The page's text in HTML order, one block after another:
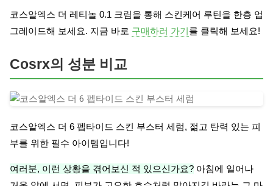
코스알엑스 더 레티놀 0.1 크림을 통해 스킨케어 루틴을 한층 업
그레이드해 보세요. 지금 바로 구매하러 가기를 클릭해 보세요!
Cosrx의 성분 비교
코스알엑스 더 6 펩타이드 스킨 부스터 세럼, 젊고 탄력 있는 피
부를 위한 필수 아이템입니다!
여러분, 이런 상황을 겪어보신 적 있으신가요? 아침에 일어나